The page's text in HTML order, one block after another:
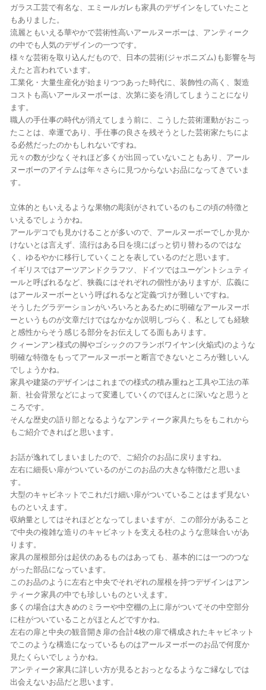
ガラス工芸で有名な、エミールガレも家具のデザインをしていたこと
もありました。
流麗ともいえる華やかで芸術性高いアールヌーボーは、アンティーク
の中でも人気のデザインの一つです。
様々な芸術を取り込んだもので、日本の芸術(ジャポニズム)も影響を与
えたと言われています。
工業化・大量生産化が始まりつつあった時代に、装飾性の高く、製造
コストも高いアールヌーボーは、次第に姿を消してしまうことになり
ます。
職人の手仕事の時代が消えてしまう前に、こうした芸術運動がおこっ
たことは、幸運であり、手仕事の良さを残そうとした芸術家たちによ
る必然だったのかもしれないですね。
元々の数が少なくそれほど多くが出回っていないこともあり、アール
ヌーボーのアイテムは年々さらに見つからないお品になってきていま
す。
立体的ともいえるような果物の彫刻がされているのもこの頃の特徴と
いえるでしょうかね。
アールデコでも見かけることが多いので、アールヌーボーでしか見か
けないとは言えず、流行はある日を境にぱっと切り替わるのではな
く、ゆるやかに移行していくことを表しているのだと思います。
イギリスではアーツアンドクラフツ、ドイツではユーゲントシュティ
ールと呼ばれるなど、狭義にはそれぞれの個性がありますが、広義に
はアールヌーボーという呼ばれるなど定義づけが難しいですね。
そうしたグラデーションがいろいろとあるために明確なアールヌーボ
ーというものが文章だけではなかなか説明しづらく、私としても経験
と感性からそう感じる部分をお伝えしてる面もあります。
クィーンアン様式の脚やゴシックのフランボワイヤン(火焔式)のような
明確な特徴をもってアールヌーボーと断言できないところが難しいん
でしょうかね。
家具や建築のデザインはこれまでの様式の積み重ねと工具や工法の革
新、社会背景などによって変遷していくのでほんとに深いなと思うと
ころです。
そんな歴史の語り部となるようなアンティーク家具たちをもこれから
もご紹介できればと思います。
お話が逸れてしまいましたので、ご紹介のお品に戻りますね。
左右に細長い扉がついているのがこのお品の大きな特徴だと思いま
す。
大型のキャビネットでこれだけ細い扉がついていることはまず見ない
ものといえます。
収納量としてはそれほどとなってしまいますが、この部分があること
で中央の複雑な造りのキャビネットを支える柱のような意味合いがあ
ります。
家具の屋根部分は起伏のあるものはあっても、基本的には一つのつな
がった部品になっています。
このお品のように左右と中央でそれぞれの屋根を持つデザインはアン
ティーク家具の中でも珍しいものといえます。
多くの場合は大きめのミラーや中空棚の上に扉がついてその中空部分
に柱がついていることがほとんどですかね。
左右の扉と中央の観音開き扉の合計4枚の扉で構成されたキャビネット
でこのような構造になっているものはアールヌーボーのお品で何度か
見たくらいでしょうかね。
アンティーク家具に詳しい方が見るとおっとなるようなご縁なしでは
出会えないお品だと思います。